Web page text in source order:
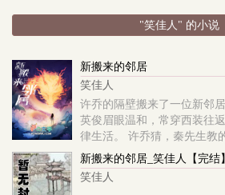
"笑佳人" 的小说
新搬来的邻居
笑佳人
许乔的隔壁搬来了一位新邻
英俊眉眼温和，常穿西装往
律生活。 许乔猜，秦先生教
神体是重瓣莲，适合找一位
新搬来的邻居_笑佳人【完结】
笑佳人